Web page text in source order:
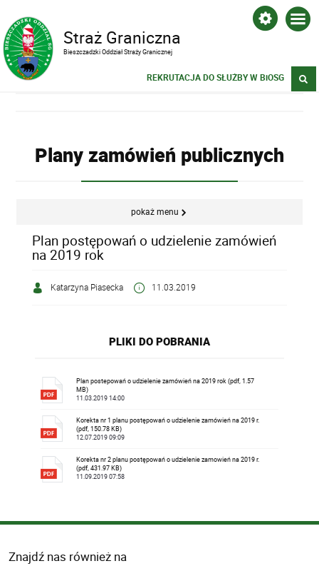
Straż Graniczna
Bieszczadzki Oddział Straży Granicznej
REKRUTACJA DO SŁUŻBY W BiOSG
Plany zamówień publicznych
pokaż menu
Plan postępowań o udzielenie zamówień
na 2019 rok
Katarzyna Piasecka 11.03.2019
PLIKI DO POBRANIA
Plan postepowań o udzielenie zamówień na 2019 rok (pdf, 1.57
MB)
11.03.2019 14:00
Korekta nr 1 planu postępowań o udzielenie zamówień na 2019 r.
(pdf, 150.78 KB)
12.07.2019 09:09
Korekta nr 2 planu postępowań o udzielenie zamowień na 2019 r.
(pdf, 431.97 KB)
11.09.2019 07:58
Znajdź nas również na